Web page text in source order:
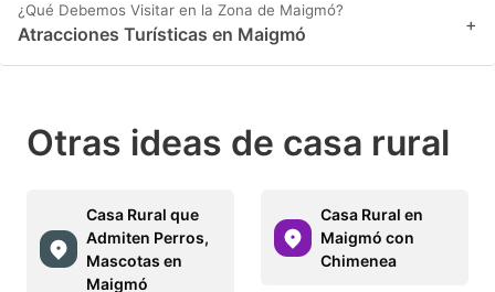
¿Qué Debemos Visitar en la Zona de Maigmó?
Atracciones Turísticas en Maigmó +
Otras ideas de casa rural
Casa Rural que
Admiten Perros,
Mascotas en
Maigmó
Casa Rural en
Maigmó con
Chimenea